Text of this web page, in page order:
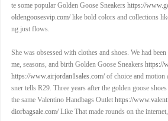
te some popular Golden Goose Sneakers https://
oldengoosesvip.com/like bold colors and collections
ng just flows.
She was obsessed with clothes and shoes. We had
me, seasons, and birth Golden Goose Sneakers https://
https://www.airjordan1sales.com/of choice and motion
sner tells R29. Three years after the golden goose shoes
the same Valentino Handbags Outlet https://
diorbagsale.com/Like That made rounds on the